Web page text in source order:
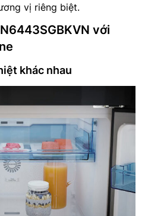
vị riêng biệt.
với
khác nhau